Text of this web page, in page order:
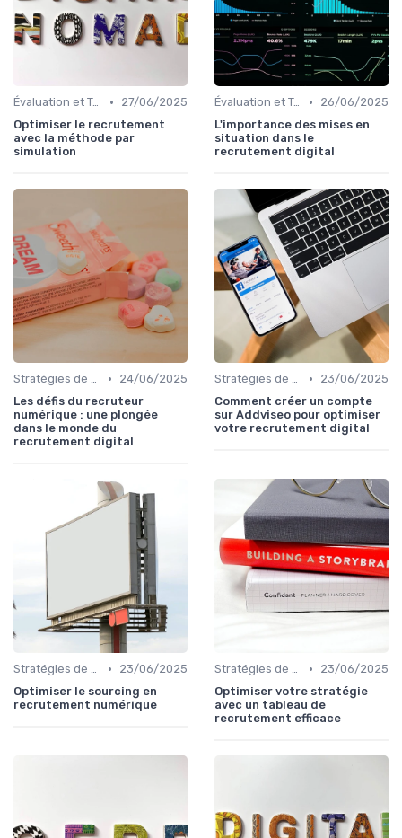
Évaluation et Tests de Compétences •
27/06/2025
Optimiser le recrutement
avec la méthode par
simulation
Évaluation et Tests de Compétences •
26/06/2025
L'importance des mises en
situation dans le
recrutement digital
Stratégies de Recrutement Digital •
24/06/2025
Les défis du recruteur
numérique : une plongée
dans le monde du
recrutement digital
Stratégies de Recrutement Digital •
23/06/2025
Comment créer un compte
sur Addviseo pour optimiser
votre recrutement digital
Stratégies de Recrutement Digital •
23/06/2025
Optimiser le sourcing en
recrutement numérique
Stratégies de Recrutement Digital •
23/06/2025
Optimiser votre stratégie
avec un tableau de
recrutement efficace